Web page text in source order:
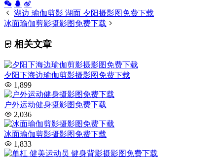
湖边 瑜伽剪影 湖面 夕阳摄影图免费下载
冰面瑜伽剪影摄影图免费下载
相关文章
夕阳下海边瑜伽剪影摄影图免费下载
1,899
户外运动健身摄影图免费下载
2,036
冰面瑜伽剪影摄影图免费下载
1,833